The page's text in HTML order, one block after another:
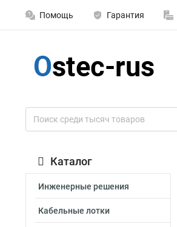
Помощь Гарантия
Каталог
Инженерные решения
Кабельные лотки